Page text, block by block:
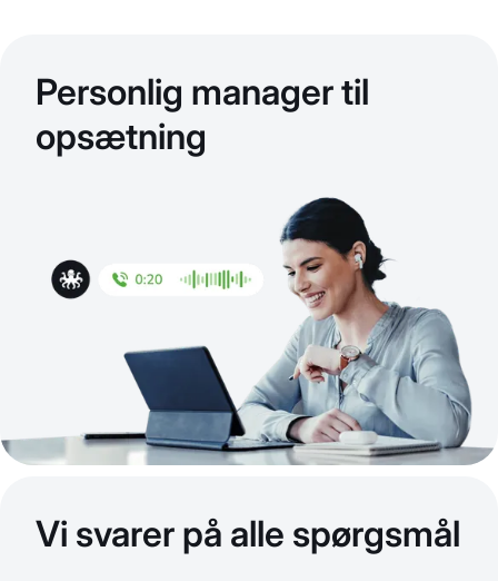
Personlig manager til
opsætning
Vi svarer på alle spørgsmål